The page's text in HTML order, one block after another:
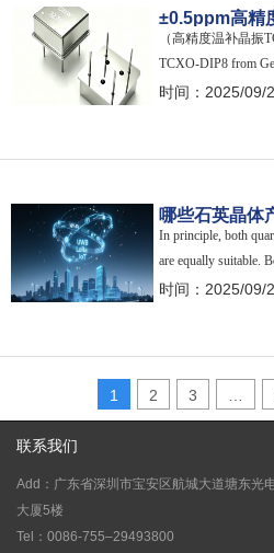
±0.5ppm高精
DIP8
（高精度温补晶振
TCXO-DIP8 from
frequency stability.
时间：2025/09/
哪些石英晶体
网应用？
In principle, both
are equally suitable.
required frequency
时间：2025/09/
1 2 3
联系我们
Add：广东省深圳市宝安区航城大道塘东光
大厦5楼
Tel：0086-755–29493800